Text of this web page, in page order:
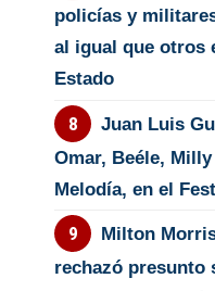
policías y
al igual que otros
Estado
Juan Luis
Omar, Beéle,
Melodía, en el
Milton
rechazó